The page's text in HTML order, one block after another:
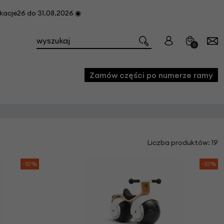
do 31.08.2026 ◉
0
Zamów części po numerze ramy
Liczba produktów: 19
-10% -10%